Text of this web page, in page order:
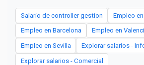
Salario de controller gestion Empleo
Empleo en Barcelona Empleo en
Empleo en Sevilla Explorar salarios -
Explorar salarios - Comercial